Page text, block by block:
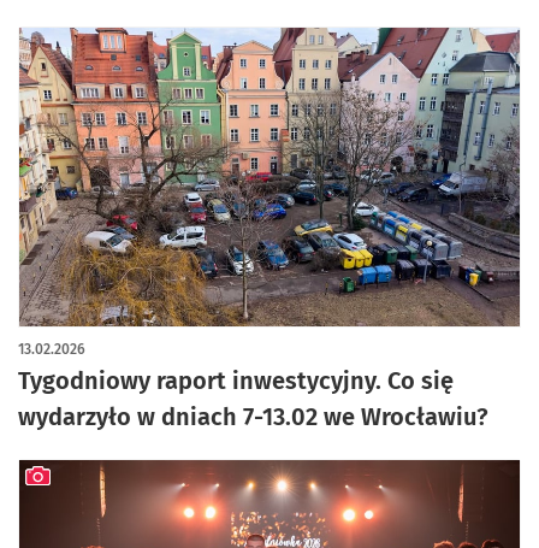
Tygodniowy raport inwestycyjny. Co się
wydarzyło w dniach 7-13.02 we Wrocławiu?
13.02.2026